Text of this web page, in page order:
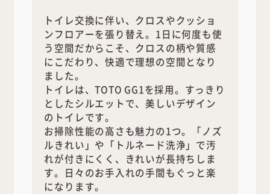
トイレ交換に伴い、クロスやクッショ
ンフロアーを張り替え。1日に何度も使
う空間だからこそ、クロスの柄や質感
にこだわり、快適で理想の空間となり
ました。
トイレは、TOTO GG1を採用。すっきり
としたシルエットで、美しいデザイン
のトイレです。
お掃除性能の高さも魅力の1つ。「ノズ
ルきれい」や「トルネード洗浄」で汚
れが付きにくく、きれいが長持ちしま
す。日々のお手入れの手間もぐっと楽
になります。